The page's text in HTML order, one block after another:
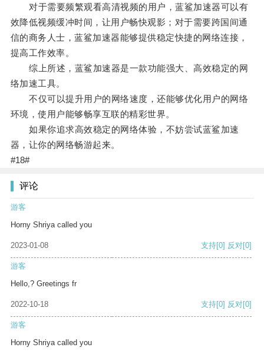
对于需要频繁观看高清视频的用户，蓝鲨加速器可以有
效降低视频缓冲时间，让用户畅快观影；对于需要跨国间通
信的商务人士，蓝鲨加速器能够提供稳定快捷的网络连接，
提高工作效率。
综上所述，蓝鲨加速器是一款功能强大、高效稳定的网
络加速工具。
不仅可以提升用户的网络速度，还能够优化用户的网络
环境，使用户能够畅享互联的精彩世界。
如果你追求高效稳定的网络体验，不妨尝试蓝鲨加速
器，让你的网络畅游起来。
#18#
评论
游客
Horny Shriya called you
2023-01-08 支持[0] 反对[0]
游客
Hello,? Greetings fr
2022-10-18 支持[0] 反对[0]
游客
Horny Shriya called you